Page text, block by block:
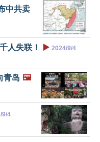
中共卖
人失联！ ▶️ 2024/9/4
青岛 🖼️
9/4